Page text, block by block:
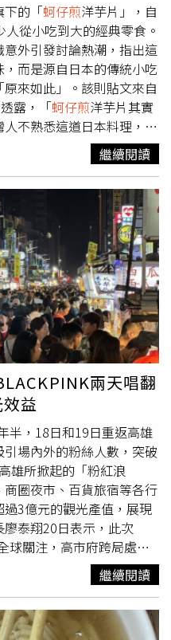
下的「蚵仔煎洋芋片」，自
從小吃到大的經典零食。
外引發討論熱潮，指出這
，而是源自日本的傳統小吃
原來如此」。該則貼文來自
露，「蚵仔煎洋芋片其實
不熟悉這道日本料理，才
名稱。」貼文一出隨即引發
，網友紛紛留言表示震
味道」、「原來我其實是愛
三十年」、「每次跟日本
什麼小丑嗎？」不少人也
仍舊愛不釋手，「從小吃
不管叫什麼，它都好好
華元食品也未迴避。根據
郭耀鵬透露，當年看到市
，於是團隊決定開發日式
作為靈感來源，但考量當
遂決定將名稱命名為「蚵
讓消費者接受。這則揭露
經典零食背後命名巧思的
長的食品名稱背後，或許
繼續閱讀
兩天唱翻
益
半，18日和19日重返高雄
場內外的粉絲人數，突破
雄所掀起的「粉紅浪
圈夜市、百貨旅宿等各行
3億元的觀光產值，展現
泰翔20日表示，此次
球關注，高市府跨局處協
擺在C位」的理念，要帶
驗。從文化局與主辦單位
」點亮粉紅話題，捷運
園商圈舉辦的前夜祭「K-
繼續閱讀